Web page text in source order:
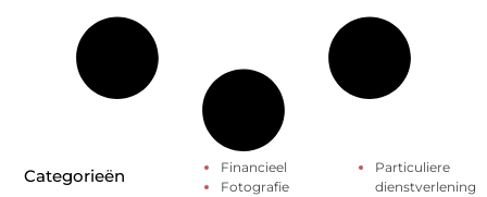
Categorieën
Financieel
Fotografie
Particuliere
dienstverlening